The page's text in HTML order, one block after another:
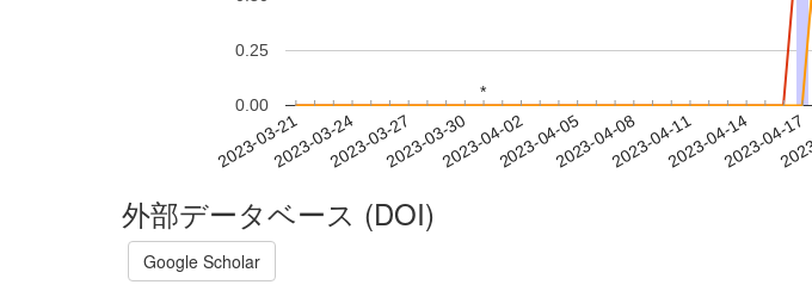
2023-03-212023-03-242023-03-272023-03-302023-04-022023-04-052023-04-082023-04-112023-04-142023-04-17
0.00
0.25
*
*
外部データベース (DOI)
Google Scholar